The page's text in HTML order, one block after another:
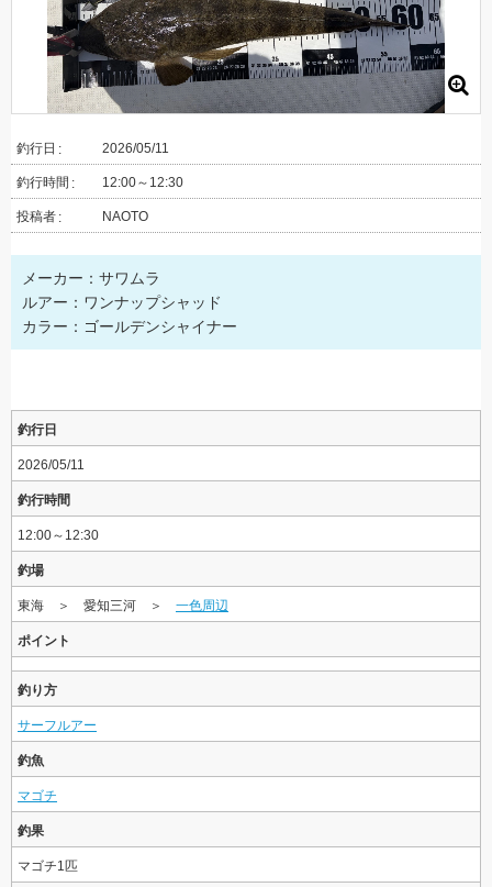
釣行日 2026/05/11
釣行時間 12:00～12:30
投稿者 NAOTO
メーカー：サワムラ
ルアー：ワンナップシャッド
カラー：ゴールデンシャイナー
釣行日
2026/05/11
釣行時間
12:00～12:30
釣場
東海 ＞ 愛知三河 ＞ 一色周辺
ポイント
釣り方
サーフルアー
釣魚
マゴチ
釣果
マゴチ1匹